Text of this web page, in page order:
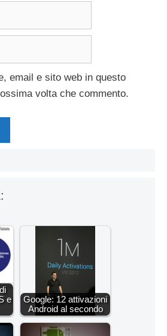
email e sito web in questo
volta che commento.
e
Google: 12 attivazioni
Android al secondo